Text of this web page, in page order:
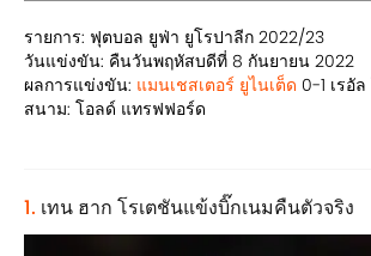
รายการ: ฟุตบอล ยูฟ่า ยูโรปาลีก 2022/23
วันแข่งขัน: คืนวันพฤหัสบดีที่ 8 กันยายน 2022
ผลการแข่งขัน: แมนเชสเตอร์ ยูไนเต็ด 0-1 เรอั
สนาม: โอลด์ แทรฟฟอร์ด
1. เทน ฮาก โรเตชันแข้งบิ๊กเนมคืนตัวจริง